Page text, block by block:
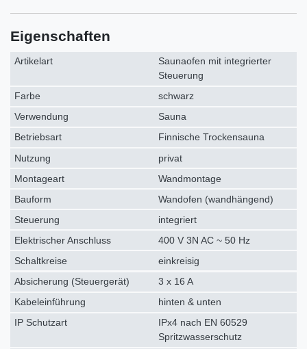
Eigenschaften
Artikelart
Saunaofen mit integrierter
Steuerung
Farbe
schwarz
Verwendung
Sauna
Betriebsart
Finnische Trockensauna
Nutzung
privat
Montageart
Wandmontage
Bauform
Wandofen (wandhängend)
Steuerung
integriert
Elektrischer Anschluss
400 V 3N AC ~ 50 Hz
Schaltkreise
einkreisig
Absicherung (Steuergerät)
3 x 16 A
Kabeleinführung
hinten & unten
IP Schutzart
IPx4 nach EN 60529
Spritzwasserschutz